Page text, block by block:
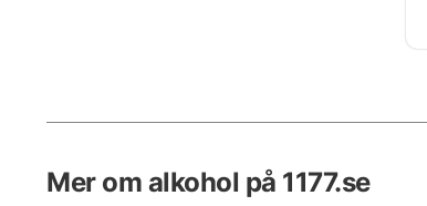
Mer om alkohol på 1177.se